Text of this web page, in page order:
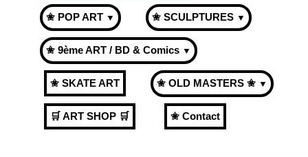
✬ POP ART ▼ ✬ SCULPTURES ▼
✬ 9ème ART / BD & Comics ▼
✬ SKATE ART ✬ OLD MASTERS ✬ ▼
🛒 ART SHOP 🛒 ✬ Contact